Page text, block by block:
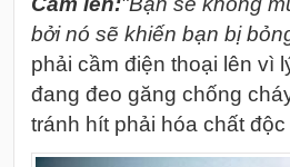
bởi nó sẽ khiến bạn bị
phải cầm điện thoại lên vì
đang đeo găng chống
tránh hít phải hóa chất độc